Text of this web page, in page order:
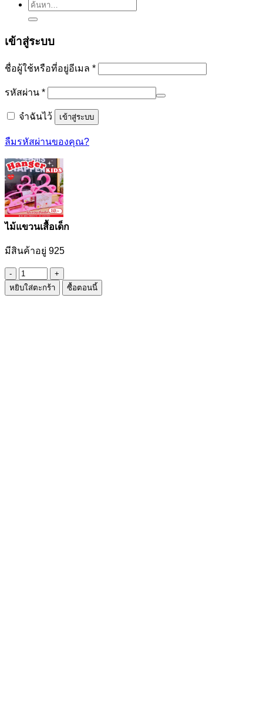
ค้นหา:
เข้าสู่ระบบ
ชื่อผู้ใช้หรือที่อยู่อีเมล *ต้องการ
รหัสผ่าน *ต้องการ
จำฉันไว้ เข้าสู่ระบบ
ลืมรหัสผ่านของคุณ?
ไม้แขวนเสื้อเด็ก
มีสินค้าอยู่ 925
จำนวน
ไม้
หยิบใส่ตะกร้า ซื้อตอนนี้